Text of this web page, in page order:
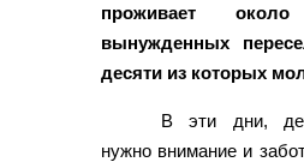
проживает
вынужденных
десяти из которых
В эти дни,
нужно внимание и